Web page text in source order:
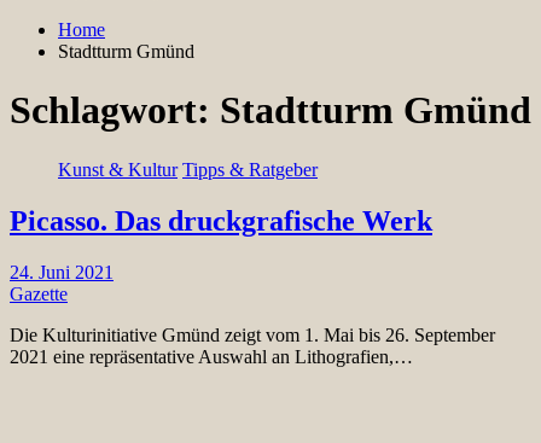
Home
Stadtturm Gmünd
Schlagwort: Stadtturm Gmünd
Kunst & Kultur Tipps & Ratgeber
Picasso. Das druckgrafische Werk
24. Juni 2021
Gazette
Die Kulturinitiative Gmünd zeigt vom 1. Mai bis 26. September
2021 eine repräsentative Auswahl an Lithografien,…